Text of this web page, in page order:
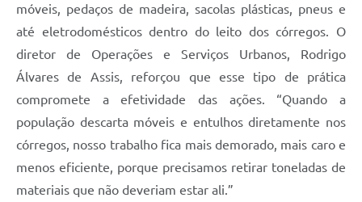
móveis, pedaços de madeira, sacolas plásticas, pneus e
até eletrodomésticos dentro do leito dos córregos. O
diretor de Operações e Serviços Urbanos, Rodrigo
Álvares de Assis, reforçou que esse tipo de prática
compromete a efetividade das ações. “Quando a
população descarta móveis e entulhos diretamente nos
córregos, nosso trabalho fica mais demorado, mais caro e
menos eficiente, porque precisamos retirar toneladas de
materiais que não deveriam estar ali.”